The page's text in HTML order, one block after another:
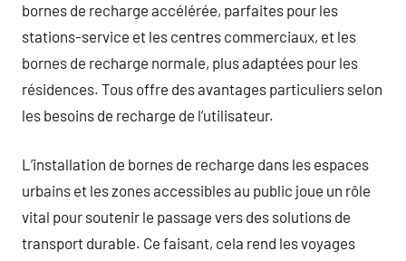
bornes de recharge accélérée, parfaites pour les
stations-service et les centres commerciaux, et les
bornes de recharge normale, plus adaptées pour les
résidences. Tous offre des avantages particuliers selon
les besoins de recharge de l’utilisateur.
L’installation de bornes de recharge dans les espaces
urbains et les zones accessibles au public joue un rôle
vital pour soutenir le passage vers des solutions de
transport durable. Ce faisant, cela rend les voyages